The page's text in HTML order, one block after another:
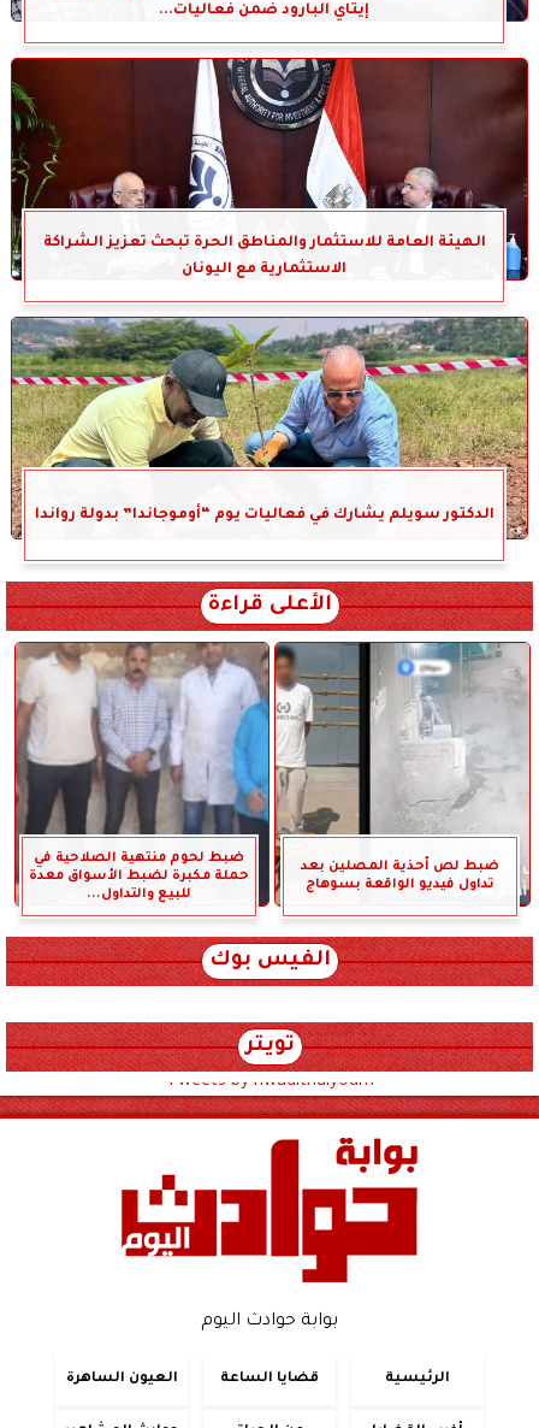
إيتاي البارود ضمن فعاليات...
الهيئة العامة للاستثمار والمناطق الحرة تبحث تعزيز الشراكة
الاستثمارية مع اليونان
الدكتور سويلم يشارك في فعاليات يوم “أوموجاندا” بدولة رواندا
الأعلى قراءة
ضبط لص أحذية المصلين بعد
تداول فيديو الواقعة بسوهاج
ضبط لحوم منتهية الصلاحية في
حملة مكبرة لضبط الأسواق معدة
للبيع والتداول...
الفيس بوك
تويتر
Tweets by hwadithalyoum
بوابة حوادث اليوم
الرئيسية قضايا الساعة العيون الساهرة